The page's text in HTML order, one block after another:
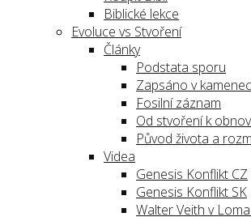
Biblické lekce
Evoluce vs Stvoření
Články
Podstata sporu
Zapsáno v
Fosilní záznam
Od stvoření k
Původ života a
Videa
Genesis Konflikt CZ
Genesis Konflikt SK
Walter Veith v